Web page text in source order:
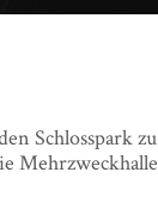
Schlosspark